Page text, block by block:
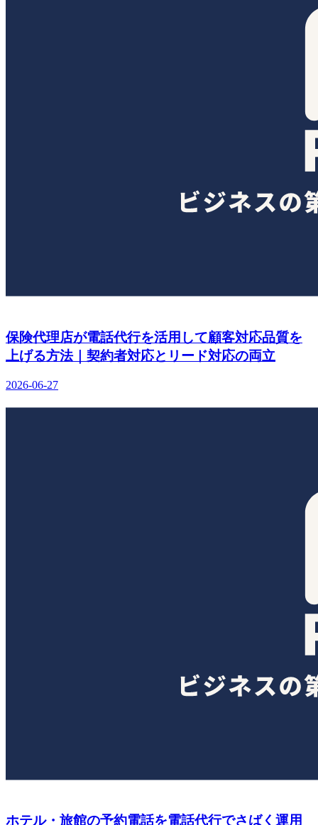
保険代理店が電話代行を活用して顧客対応品質を
上げる方法｜契約者対応とリード対応の両立
2026-06-27
ホテル・旅館の予約電話を電話代行でさばく運用